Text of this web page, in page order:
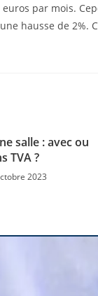
euros par mois.
hausse de 2%.
salle : avec ou
TVA ?
2023